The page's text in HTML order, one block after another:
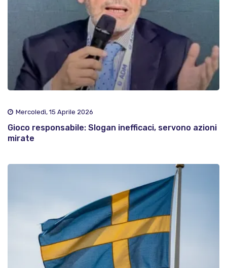
Mercoledì, 15 Aprile 2026
Gioco responsabile: Slogan inefficaci, servono azioni
mirate